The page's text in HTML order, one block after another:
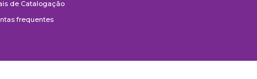
de Catalogação
frequentes